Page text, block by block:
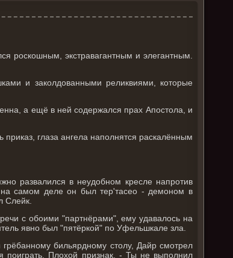
роскошным, экстравагантным и элегантным.
и заколдованными реликвиями, которые
а ещё в ней содержался прах Апостола, и
глаза ангела наполнятся раскалённым
развалился в неудобном кресле напротив
самом деле он был тер'тасео - демоном в
Слейк.
с обоими "партнёрами", ему удавалось на
явно был "пятёркой" по Уфельшкале зла.
бильярдному столу, Дайр смотрел
поиграть. Плохой признак. - Ты не выполнил